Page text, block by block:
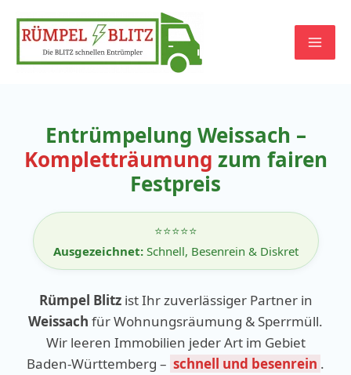
Inhalt
springen
Entrümpelung Weissach –
Kompletträumung zum fairen
Festpreis
⭐⭐⭐⭐⭐
Ausgezeichnet:Schnell, Besenrein & Diskret
Rümpel Blitzist Ihr zuverlässiger Partner in
Weissach für Wohnungsräumung & Sperrmüll.
Wir leeren Immobilien jeder Art im Gebiet
Baden-Württemberg – schnell und besenrein .